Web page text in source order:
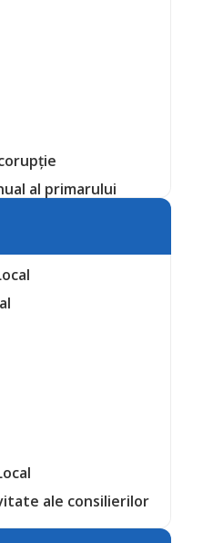
al primarului
ale consilierilor